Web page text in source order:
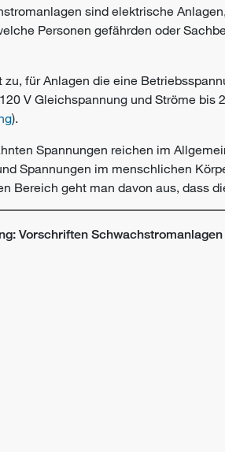
sind elektrische
Personen gefährden oder
zu, für Anlagen die eine
V Gleichspannung und Ströme bis
).
Spannungen reichen im
Spannungen im menschlichen
Bereich geht man davon aus, dass
Vorschriften Schwachstromanlagen